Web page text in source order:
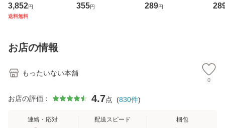
ジメントスキル 改
恵 藤本幸三 / 南江
堂 [単行
3,852円
送料無料
[CD]【メール便送
355円
【メール便送料無
289円
お店の情報
もったいない本舗
0
お店の評価： 4.7点 (830件)
連絡・応対 配送スピード 梱包